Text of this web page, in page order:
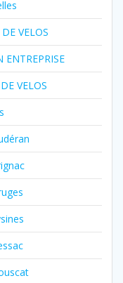
VELOS
ENTREPRISE
VELOS